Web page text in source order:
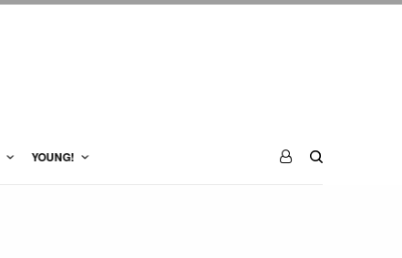
YOUNG!